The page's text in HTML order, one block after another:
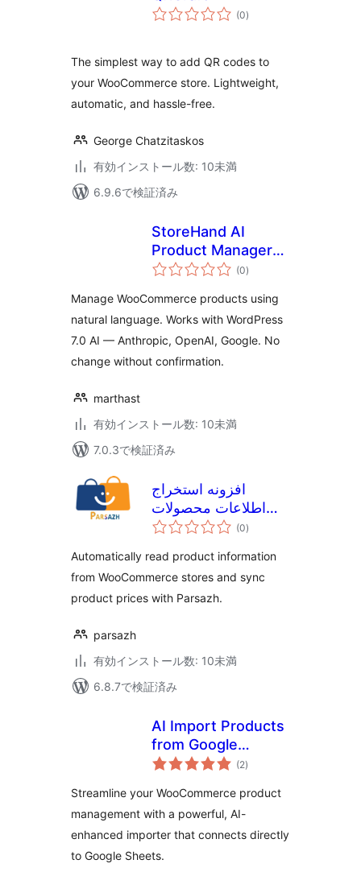
(0個
の)
The simplest way to add QR codes to
your WooCommerce store. Lightweight,
automatic, and hassle-free.
George Chatzitaskos
有効インストール数: 10未満
6.9.6で検証済み
StoreHand AI
Product Manager
for WooCommerce
(0個
の
価
)
Manage WooCommerce products using
natural language. Works with WordPress
7.0 AI — Anthropic, OpenAI, Google. No
change without confirmation.
marthast
有効インストール数: 10未満
7.0.3で検証済み
افزونه استخراج
اطلاعات محصولات
ووکامرس – پارساژ
(0個
の
価
)
Automatically read product information
from WooCommerce stores and sync
product prices with Parsazh.
parsazh
有効インストール数: 10未満
6.8.7で検証済み
AI Import Products
from Google
Sheets for
(2個
の
価
)
Streamline your WooCommerce product
management with a powerful, AI-
enhanced importer that connects directly
to Google Sheets.